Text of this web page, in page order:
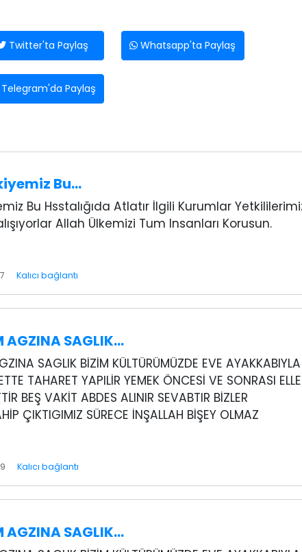
Twitter'ta Paylaş Whatsapp'ta Paylaş
Paylaş
Bu…
Bu Hsstalığıda Atlatır İlgili Kurumlar
Allah Ülkemizi Tum Insanları Korusun.
Kalıcı bağlantı
AGZINA SAGLIK…
SAGLIK BİZİM KÜLTÜRÜMÜZDE EVE AYAKKABIYLA
TAHARET YAPILİR YEMEK ÖNCESİ VE SONRASI
BEŞ VAKİT ABDES ALINIR SEVABTIR BİZLER
ÇIKTIGIMIZ SÜRECE İNŞALLAH BİŞEY OLMAZ
Kalıcı bağlantı
AGZINA SAGLIK…